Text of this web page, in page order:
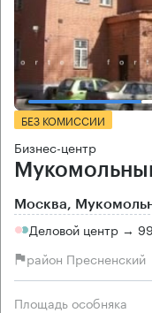
БЕЗ КОМИССИИ
Бизнес-центр
Москва,
Деловой центр →
район Пресненский
Площадь особняка